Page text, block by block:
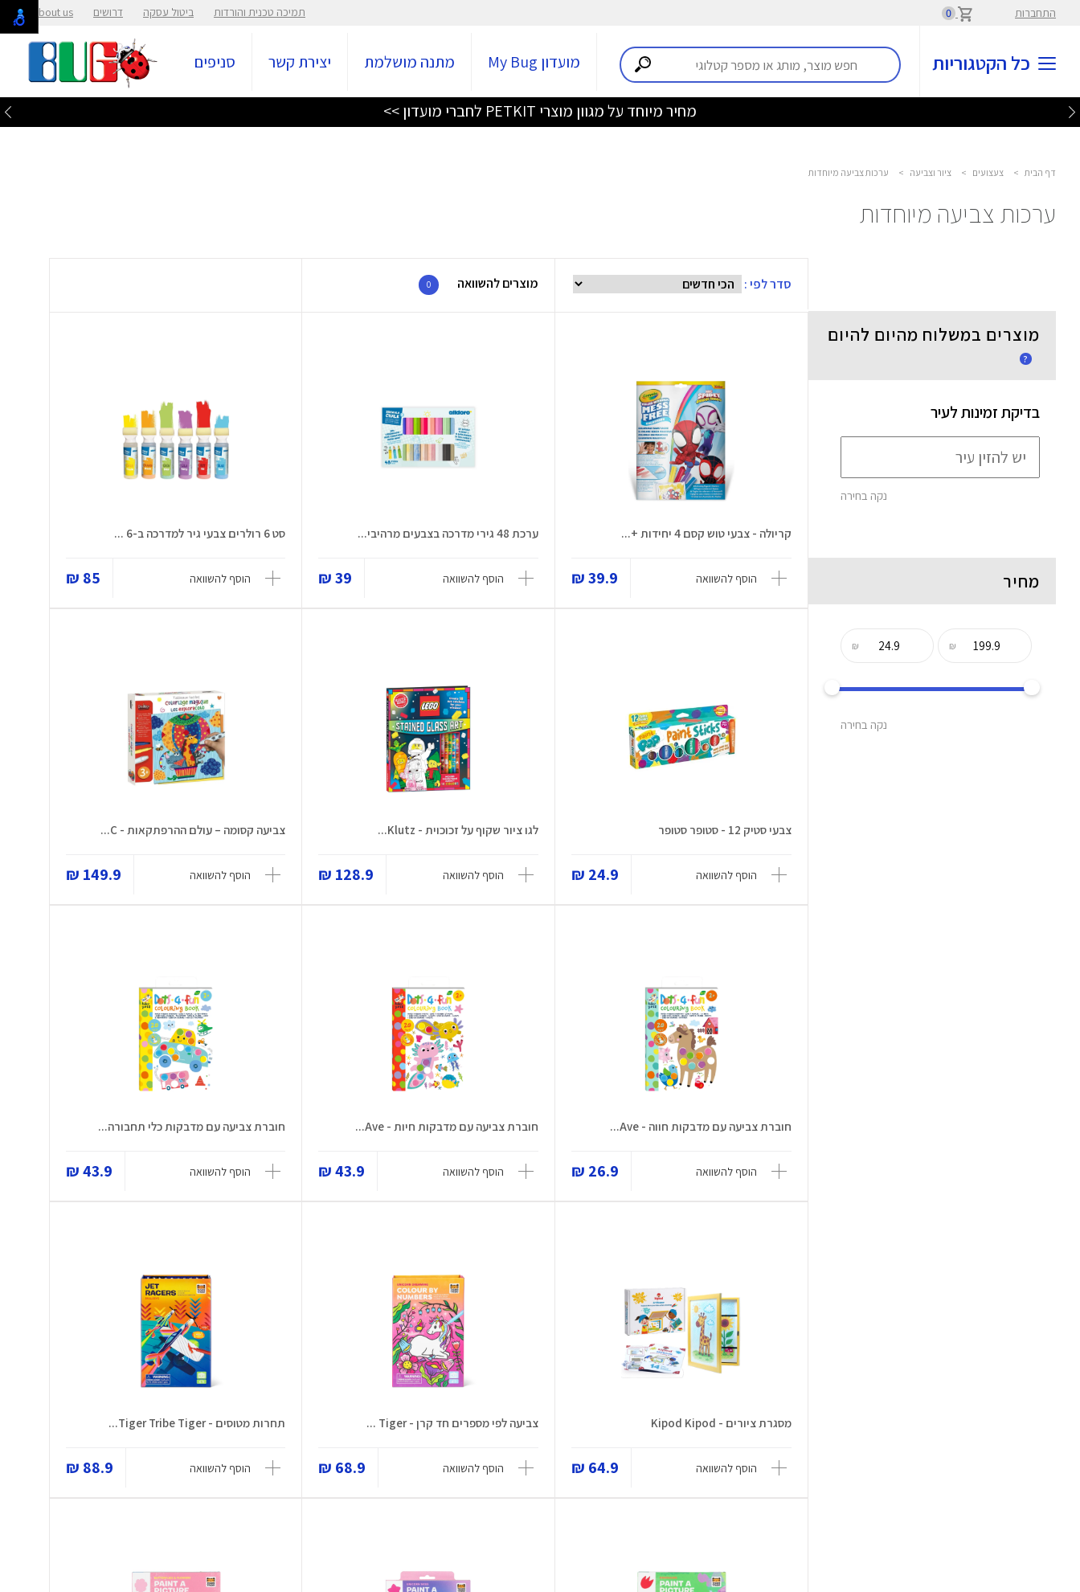
התחברות 0 תמיכה טכנית והורדות ביטול עסקה דרושים About us
כל הקטגוריות מועדון My Bug מתנה מושלמת יצירת קשר סניפים
מחיר מיוחד על מגוון מוצרי PETKIT לחברי מועדון >>
דף הבית > צעצועים > ציור וצביעה > ערכות צביעה מיוחדות
ערכות צביעה מיוחדות
סדר לפי : מוצרים להשוואה 0
קריולה - צבעי טוש קסם 4 יחידות +...
הוסף להשוואה 39.9 ₪
ערכת 48 גירי מדרכה בצבעים מרהיבי...
הוסף להשוואה 39 ₪
סט 6 רולרים צבעי גיר למדרכה ב-6 ...
הוסף להשוואה 85 ₪
צבעי סטיק 12 - סטופר סטופר
הוסף להשוואה 24.9 ₪
לגו ציור שקוף על זכוכוית - Klutz...
הוסף להשוואה 128.9 ₪
צביעה קסומה – עולם ההרפתקאות - C...
הוסף להשוואה 149.9 ₪
חוברת צביעה עם מדבקות חווה - Ave...
הוסף להשוואה 26.9 ₪
חוברת צביעה עם מדבקות חיות - Ave...
הוסף להשוואה 43.9 ₪
חוברת צביעה עם מדבקות כלי תחבורה...
הוסף להשוואה 43.9 ₪
מסגרת ציורים - Kipod Kipod
הוסף להשוואה 64.9 ₪
צביעה לפי מספרים חד קרן - Tiger ...
הוסף להשוואה 68.9 ₪
תחרות מטוסים - Tiger Tribe Tiger...
הוסף להשוואה 88.9 ₪
מוצרים במשלוח מהיום להיום
?
בדיקת זמינות לעיר
נקה בחירה
מחיר
₪
₪
נקה בחירה